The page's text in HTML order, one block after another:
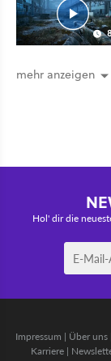
mehr anzeigen
Hol' dir die
Impressum | Über uns|
Karriere |